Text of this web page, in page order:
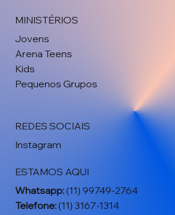
MINISTÉRIOS
Jovens
Arena Teens
Kids
Pequenos Grupos
REDES SOCIAIS
Instagram
ESTAMOS AQUI
Whatsapp:(11) 99749-2764
Telefone:(11) 3167-1314